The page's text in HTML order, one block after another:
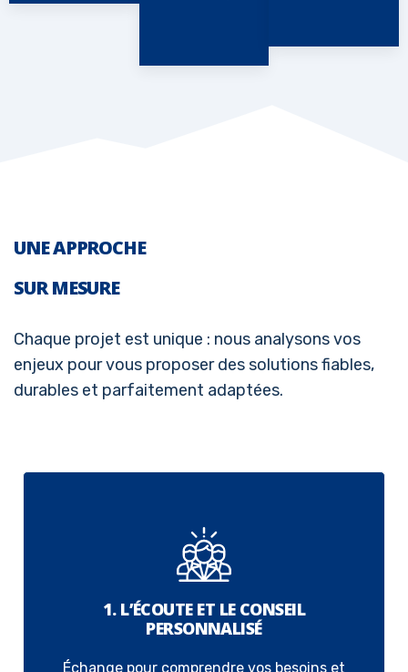
UNE APPROCHE
SUR MESURE
Chaque projet est unique : nous analysons vos
enjeux pour vous proposer des solutions fiables,
durables et parfaitement adaptées.
1. L’ÉCOUTE ET LE CONSEIL
PERSONNALISÉ
Échange pour comprendre vos besoins et